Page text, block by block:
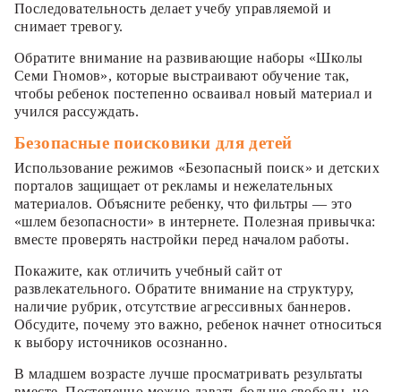
Последовательность делает учебу управляемой и
снимает тревогу.
Обратите внимание на развивающие наборы «Школы
Семи Гномов», которые выстраивают обучение так,
чтобы ребенок постепенно осваивал новый материал и
учился рассуждать.
Безопасные поисковики для детей
Использование режимов «Безопасный поиск» и детских
порталов защищает от рекламы и нежелательных
материалов. Объясните ребенку, что фильтры — это
«шлем безопасности» в интернете. Полезная привычка:
вместе проверять настройки перед началом работы.
Покажите, как отличить учебный сайт от
развлекательного. Обратите внимание на структуру,
наличие рубрик, отсутствие агрессивных баннеров.
Обсудите, почему это важно, ребенок начнет относиться
к выбору источников осознанно.
В младшем возрасте лучше просматривать результаты